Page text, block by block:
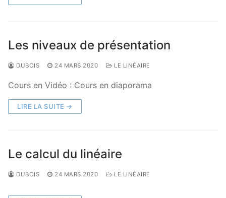
Les niveaux de présentation
DUBOIS 24 MARS 2020 LE LINÉAIRE
Cours en Vidéo : Cours en diaporama
LIRE LA SUITE →
Le calcul du linéaire
DUBOIS 24 MARS 2020 LE LINÉAIRE